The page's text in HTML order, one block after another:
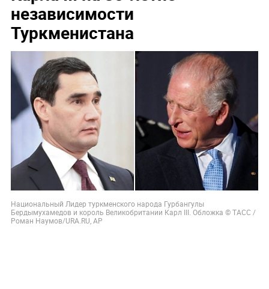
независимости
Туркменистана
Национальный Лидер туркменского народа Гурбангулы
Бердымухамедов и король Великобритании Карл III. Обложка © ТАСС /
Роман Наумов/URA.RU, АP